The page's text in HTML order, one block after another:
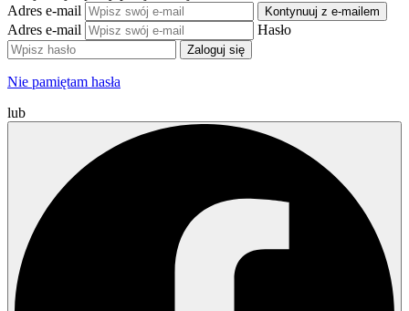
Adres e-mail
Kontynuuj z e-mailem
Adres e-mail Hasło
Zaloguj się
Nie pamiętam hasła
lub